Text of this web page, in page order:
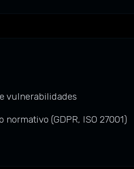
vulnerabilidades
(GDPR, ISO 27001)